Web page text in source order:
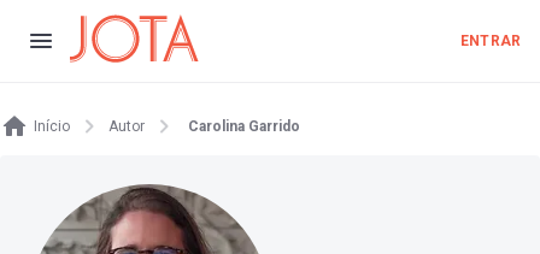
ENTRAR
Início Autor Carolina Garrido